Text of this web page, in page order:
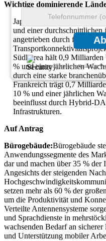
Wir gewährleisten vollständige
Wichtige dominierende
Japan erzielt 1,2 Milliarden
und einer durchschnittlichen
angetrieben durch
Südkorea hält 0,9
% und einer jährlichen
durch eine starke
Frankreich trägt 0,7
10 % und einer jährlichen
beeinflusst durch Hybrid-
Infrastrukturen.
Auf Antrag
Bürogebäude:Bürogebäude
Anwendungssegmente des
dar und machen über 35 % der
Angesichts der steigenden
setzen mehr als 60 % der
um die Produktivität und
Verteilte Antennensysteme
und Sprachdienste in
wachsenden Bedarf an
und Unterstützung mobiler